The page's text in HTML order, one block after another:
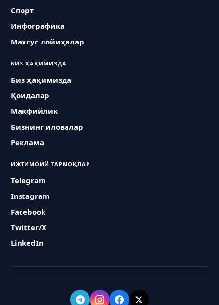
Спорт
Инфографика
Махсус лойиҳалар
БИЗ ҲАҚИМИЗДА
Биз ҳақимизда
Қоидалар
Макфийлик
Бизнинг иловалар
Реклама
ИЖТИМОИЙ ТАРМОҚЛАР
Telegram
Instagram
Facebook
Twitter/X
LinkedIn